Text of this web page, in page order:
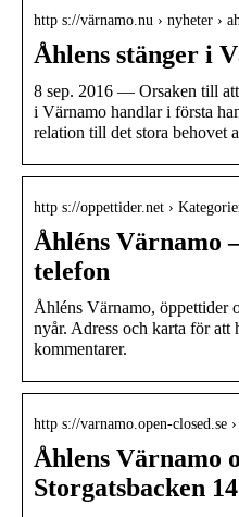
http s://värnamo.nu › nyheter ›
Åhlens stänger i
8 sep. 2016 — Orsaken till
i Värnamo handlar i första
relation till det stora behovet
http s://oppettider.net ›
Åhléns Värnamo
telefon
Åhléns Värnamo, öppettider
nyår. Adress och karta för att
kommentarer.
http s://varnamo.open-closed.se
Åhlens Värnamo
Storgatsbacken 14